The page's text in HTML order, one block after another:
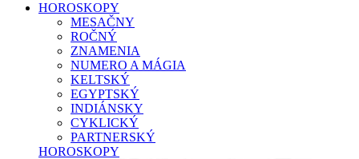
HOROSKOPY
MESAČNY
ROČNÝ
ZNAMENIA
NUMERO A MÁGIA
KELTSKÝ
EGYPTSKÝ
INDIÁNSKY
CYKLICKÝ
PARTNERSKÝ
HOROSKOPY